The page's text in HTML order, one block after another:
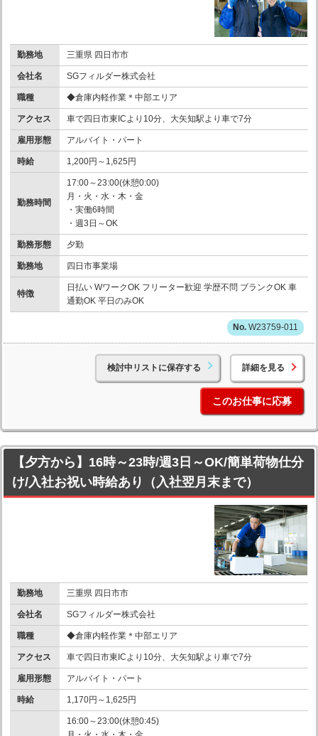
勤務地 三重県 四日市市
会社名 SGフィルダー株式会社
職種 ◆倉庫内軽作業＊中部エリア
アクセス 車で四日市東ICより10分、大矢知駅より車で7分
雇用形態 アルバイト・パート
時給 1,200円～1,625円
勤務時間
17:00～23:00(休憩0:00)
月・火・水・木・金
・実働6時間
・週3日～OK
勤務形態 夕勤
勤務地 四日市事業場
特徴
日払い WワークOK フリーター歓迎 学歴不問 ブランクOK 車
通勤OK 平日のみOK
W23759-011
検討中リストに保存する 詳細を見る
このお仕事に応募
【夕方から】16時～23時/週3日～OK/簡単荷物仕分
け/入社お祝い時給あり（入社翌月末まで）
勤務地 三重県 四日市市
会社名 SGフィルダー株式会社
職種 ◆倉庫内軽作業＊中部エリア
アクセス 車で四日市東ICより10分、大矢知駅より車で7分
雇用形態 アルバイト・パート
時給 1,170円～1,625円
16:00～23:00(休憩0:45)